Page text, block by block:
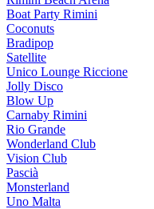
Boat Party Rimini
Coconuts
Bradipop
Satellite
Unico Lounge Riccione
Jolly Disco
Blow Up
Carnaby Rimini
Rio Grande
Wonderland Club
Vision Club
Pascià
Monsterland
Uno Malta